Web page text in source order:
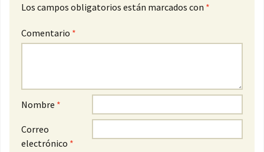
Los campos obligatorios están marcados con *
Comentario *
Nombre *
Correo
electrónico *